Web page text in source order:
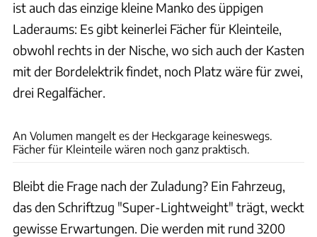
ist auch das einzige kleine Manko des üppigen
Laderaums: Es gibt keinerlei Fächer für Kleinteile,
obwohl rechts in der Nische, wo sich auch der Kasten
mit der Bordelektrik findet, noch Platz wäre für zwei,
drei Regalfächer.
An Volumen mangelt es der Heckgarage keineswegs.
Fächer für Kleinteile wären noch ganz praktisch.
Bleibt die Frage nach der Zuladung? Ein Fahrzeug,
das den Schriftzug "Super-Lightweight" trägt, weckt
gewisse Erwartungen. Die werden mit rund 3200